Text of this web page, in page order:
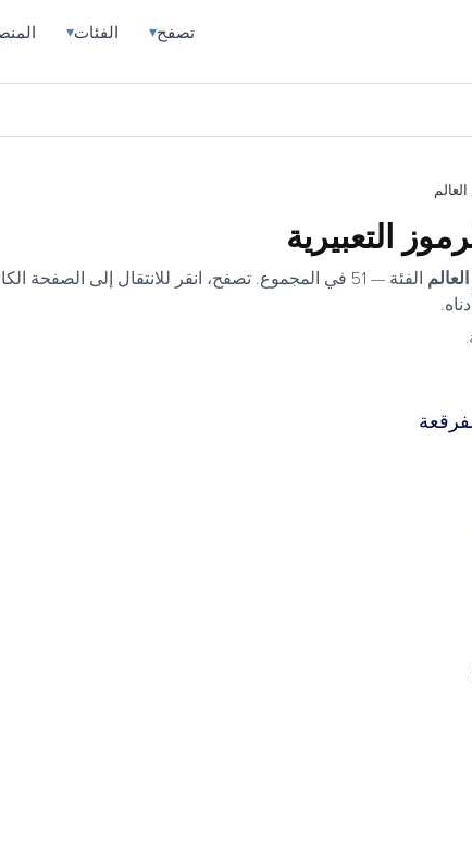
تصفح▾ الفئات▾
التعبيرية
الفئة — 51 في المجموع. تصفح، انقر للانتقال إلى